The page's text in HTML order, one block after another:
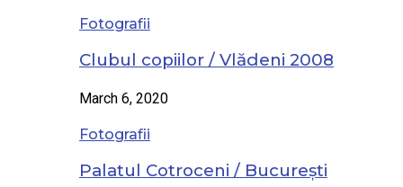
Fotografii
Clubul copiilor / Vlădeni 2008
March 6, 2020
Fotografii
Palatul Cotroceni / București